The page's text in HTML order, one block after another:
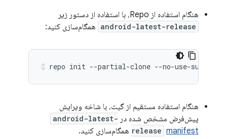
هنگام استفاده از Repo، با استفاده از دستور زیر
android-latest-release همگام‌سازی کنید:
repo init --partial-clone --no-use-
هنگام استفاده مستقیم از گیت، با شاخه ویرایش
پیش‌فرض مشخص شده در android-latest-
release manifest
همگام‌سازی کنید.